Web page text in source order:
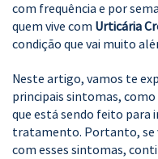
com frequência e por
quem vive com Urticária
condição que vai muito
Neste artigo, vamos te
principais sintomas, como
que está sendo feito para
tratamento. Portanto, se
com esses sintomas,